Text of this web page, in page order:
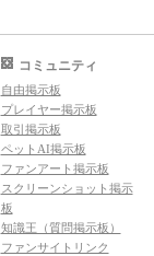
コミュニティ
自由掲示板
プレイヤー掲示板
取引掲示板
ペットAI掲示板
ファンアート掲示板
スクリーンショット掲示
板
知識王（質問掲示板）
ファンサイトリンク